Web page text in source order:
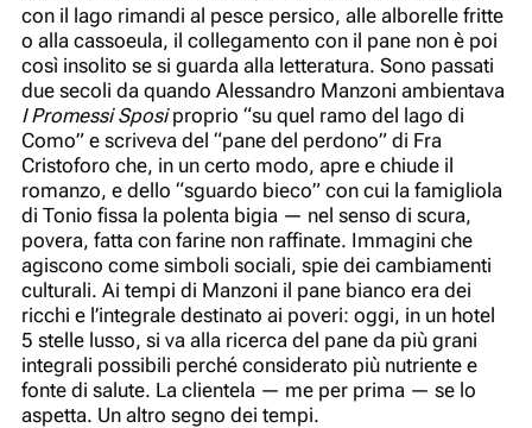
con il lago rimandi al pesce persico, alle alborelle fritte
o alla cassoeula, il collegamento con il pane non è poi
così insolito se si guarda alla letteratura. Sono passati
due secoli da quando Alessandro Manzoni ambientava
I Promessi Sposiproprio “su quel ramo del lago di
Como” e scriveva del “pane del perdono” di Fra
Cristoforo che, in un certo modo, apre e chiude il
romanzo, e dello “sguardo bieco” con cui la famigliola
di Tonio fissa la polenta bigia — nel senso di scura,
povera, fatta con farine non raffinate. Immagini che
agiscono come simboli sociali, spie dei cambiamenti
culturali. Ai tempi di Manzoni il pane bianco era dei
ricchi e l’integrale destinato ai poveri: oggi, in un hotel
5 stelle lusso, si va alla ricerca del pane da più grani
integrali possibili perché considerato più nutriente e
fonte di salute. La clientela — me per prima — se lo
aspetta. Un altro segno dei tempi.